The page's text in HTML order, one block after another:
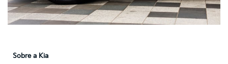
Sobre a Kia